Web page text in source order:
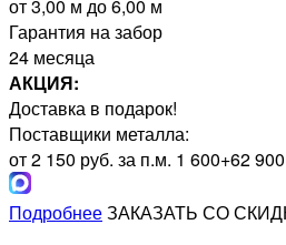
от 3,00 м до 6,00 м
Гарантия на забор
24 месяца
АКЦИЯ:
Доставка в подарок!
Поставщики металла:
от 2 150 руб. за п.м. 1 600+62
ПодробнееЗАКАЗАТЬ СО